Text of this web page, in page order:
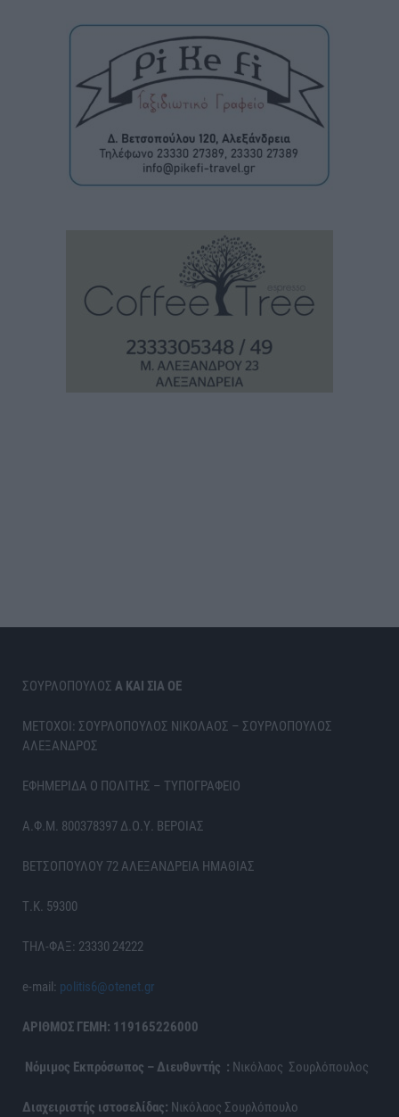
ΣΟΥΡΛΟΠΟΥΛΟΣ Α ΚΑΙ ΣΙΑ ΟΕ
ΜΕΤΟΧΟΙ: ΣΟΥΡΛΟΠΟΥΛΟΣ ΝΙΚΟΛΑΟΣ – ΣΟΥΡΛΟΠΟΥΛΟΣ
ΑΛΕΞΑΝΔΡΟΣ
ΕΦΗΜΕΡΙΔΑ Ο ΠΟΛΙΤΗΣ – ΤΥΠΟΓΡΑΦΕΙΟ
Α.Φ.Μ. 800378397 Δ.Ο.Υ. ΒΕΡΟΙΑΣ
ΒΕΤΣΟΠΟΥΛΟΥ 72 ΑΛΕΞΑΝΔΡΕΙΑ ΗΜΑΘΙΑΣ
Τ.Κ. 59300
ΤΗΛ-ΦΑΞ: 23330 24222
e-mail: politis6@otenet.gr
ΑΡΙΘΜΟΣ ΓΕΜΗ: 119165226000
Νόμιμος Εκπρόσωπος – Διευθυντής : Νικόλαος Σουρλόπουλος
Διαχειριστής ιστοσελίδας: Νικόλαος Σουρλόπουλο